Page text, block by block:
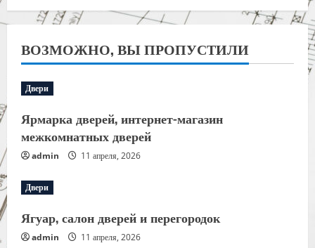
ВОЗМОЖНО, ВЫ ПРОПУСТИЛИ
Двери
Ярмарка дверей, интернет-магазин
межкомнатных дверей
admin 11 апреля, 2026
Двери
Ягуар, салон дверей и перегородок
admin 11 апреля, 2026